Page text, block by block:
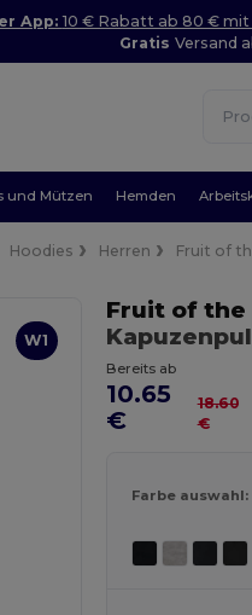
App: 10 € Rabatt ab 80 € mit
GratisVersand
und Mützen Hemden
Hoodies Herren Fruit of
W1
Fruit of the
Bereits ab
10.65
€
18.60
€
Farbe auswahl: